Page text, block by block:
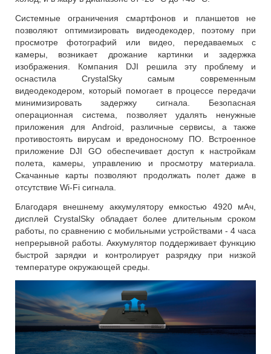
Системные ограничения смартфонов и планшетов не
позволяют оптимизировать видеодекодер, поэтому при
просмотре фотографий или видео, передаваемых с
камеры, возникает дрожание картинки и задержка
изображения. Компания DJI решила эту проблему и
оснастила CrystalSky самым современным
видеодекодером, который помогает в процессе передачи
минимизировать задержку сигнала. Безопасная
операционная система, позволяет удалять ненужные
приложения для Android, различные сервисы, а также
противостоять вирусам и вредоносному ПО. Встроенное
приложение DJI GO обеспечивает доступ к настройкам
полета, камеры, управлению и просмотру материала.
Скачанные карты позволяют продолжать полет даже в
отсутствие Wi-Fi сигнала.
Благодаря внешнему аккумулятору емкостью 4920 мАч,
дисплей CrystalSky обладает более длительным сроком
работы, по сравнению с мобильными устройствами - 4 часа
непрерывной работы. Аккумулятор поддерживает функцию
быстрой зарядки и контролирует разрядку при низкой
температуре окружающей среды.